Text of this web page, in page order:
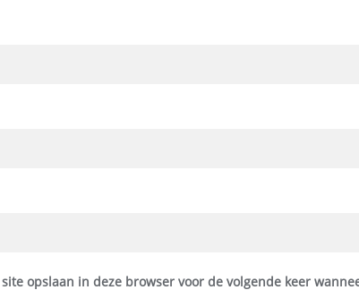
opslaan in deze browser voor de volgende keer